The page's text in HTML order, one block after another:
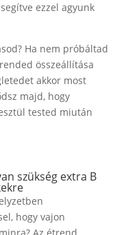
ezzel agyunk
Ha nem próbáltad
összeállítása
akkor most
majd, hogy
tested miután
szükség extra B
hogy vajon